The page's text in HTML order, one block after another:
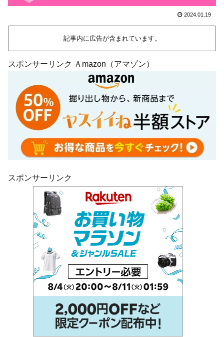
2024.01.19
記事内に広告が含まれています。
スポンサーリンク Ａmazon（アマゾン）
スポンサーリンク